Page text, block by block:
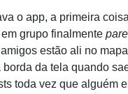
o app, a primeira
grupo finalmente
estão ali no
borda da tela quando
toda vez que alguém